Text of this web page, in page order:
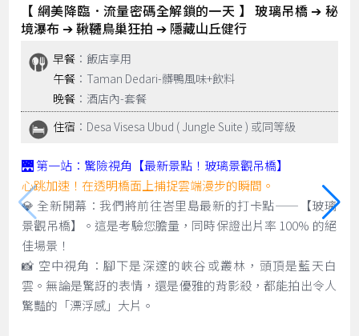
【 網美降臨．流量密碼全解鎖的一天 】 玻璃吊橋 ➔ 秘
境瀑布 ➔ 鞦韆鳥巢狂拍 ➔ 隱藏山丘健行
早餐 ：飯店享用
午餐 ：Taman Dedari-髒鴨風味+飲料
晚餐 ：酒店內-套餐
住宿 ：Desa Visesa Ubud ( Jungle Suite ) 或同等級
🌉 第一站：驚險視角【最新景點！玻璃景觀吊橋】
心跳加速！在透明橋面上捕捉雲端漫步的瞬間。
💎 全新開幕：我們將前往峇里島最新的打卡點——【玻璃
景觀吊橋】。這是考驗您膽量，同時保證出片率 100% 的絕
佳場景！
📸 空中視角：腳下是深邃的峽谷或叢林，頭頂是藍天白
雲。無論是驚訝的表情，還是優雅的背影殺，都能拍出令人
驚豔的「漂浮感」大片。